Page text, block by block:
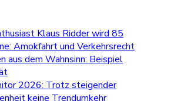
Klaus Ridder wird 85
Amokfahrt und Verkehrsrecht
aus dem Wahnsinn: Beispiel
2026: Trotz steigender
keine Trendumkehr